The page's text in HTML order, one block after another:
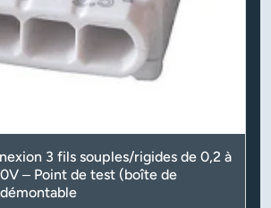
3 fils souples/rigides de 0,2 à
– Point de test (boîte de